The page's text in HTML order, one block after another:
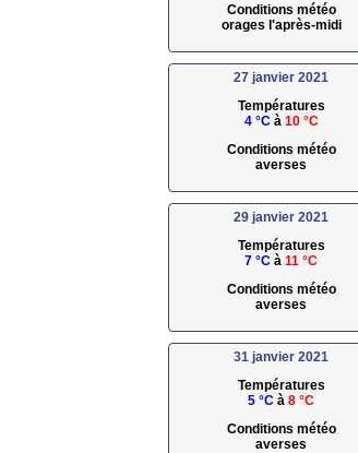
Conditions météo
orages l'après-midi
27 janvier 2021
Températures
4 °Cà 10 °C
Conditions météo
averses
29 janvier 2021
Températures
7 °C à 11 °C
Conditions météo
averses
31 janvier 2021
Températures
5 °C à 8 °C
Conditions météo
averses